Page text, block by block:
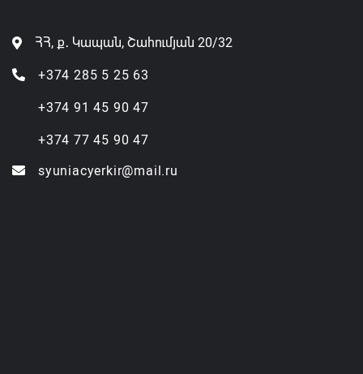
ՀՀ, ք․ Կապան, Շահումյան 20/32
+374 285 5 25 63
+374 91 45 90 47
+374 77 45 90 47
syuniacyerkir@mail.ru